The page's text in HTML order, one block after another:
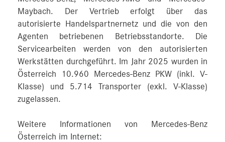
Maybach. Der Vertrieb erfolgt über das
autorisierte Handelspartnernetz und die von den
Agenten betriebenen Betriebsstandorte. Die
Servicearbeiten werden von den autorisierten
Werkstätten durchgeführt. Im Jahr 2025 wurden in
Österreich 10.960 Mercedes-Benz PKW (inkl. V-
Klasse) und 5.714 Transporter (exkl. V-Klasse)
zugelassen.
Weitere Informationen von Mercedes-Benz
Österreich im Internet: